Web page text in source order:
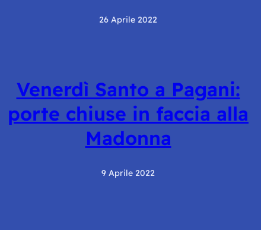
26 Aprile 2022
Venerdì Santo a Pagani:
porte chiuse in faccia alla
Madonna
9 Aprile 2022